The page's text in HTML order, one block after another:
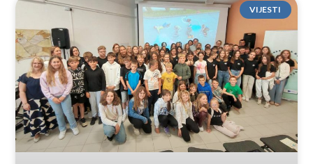
VIJESTI